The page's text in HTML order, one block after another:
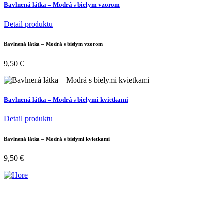
Bavlnená látka – Modrá s bielym vzorom
Detail produktu
Bavlnená látka – Modrá s bielym vzorom
9,50 €
Bavlnená látka – Modrá s bielymi kvietkami
Detail produktu
Bavlnená látka – Modrá s bielymi kvietkami
9,50 €